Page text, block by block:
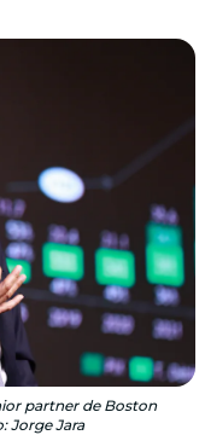
partner de Boston
Jorge Jara